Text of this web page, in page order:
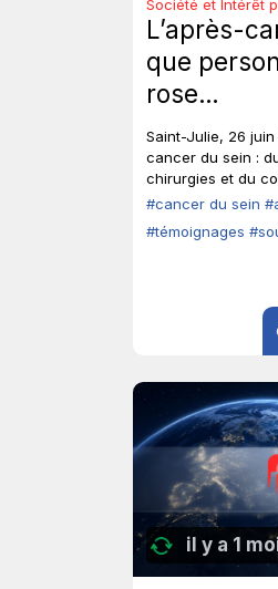
Société et Intérêt
L’après-
que
rose…
Saint-Julie, 26
cancer du sein :
chirurgies et du
#cancer du sein
#témoignages
il y a 1